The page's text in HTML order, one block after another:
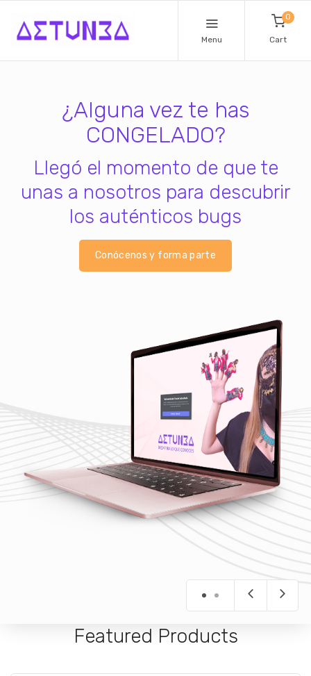
Menu
0
Cart
¿Alguna vez te has
CONGELADO?
Llegó el momento de que te
unas a nosotros para descubrir
los auténticos bugs
Conócenos y forma parte
Featured Products